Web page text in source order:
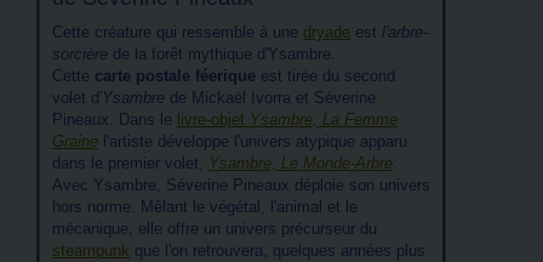
Cette créature qui ressemble à une dryade est l'arbre-
sorcière de la forêt mythique d'Ysambre.
Cette carte postale féerique est tirée du second
volet d'Ysambre de Mickaël Ivorra et Séverine
Pineaux. Dans le livre-objet Ysambre, La Femme
Graine l'artiste développe l'univers atypique apparu
dans le premier volet, Ysambre, Le Monde-Arbre.
Avec Ysambre, Séverine Pineaux déploie son univers
hors norme. Mêlant le végétal, l'animal et le
mécanique, elle offre un univers précurseur du
steampunk que l'on retrouvera, quelques années plus